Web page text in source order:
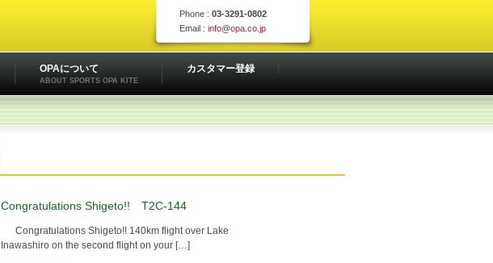
Phone : 03-3291-0802
Email : info@opa.co.jp
OPAについて
ABOUT SPORTS OPA KITE
カスタマー登録
Congratulations Shigeto!! T2C-144
Congratulations Shigeto!! 140km flight over Lake
Inawashiro on the second flight on your […]